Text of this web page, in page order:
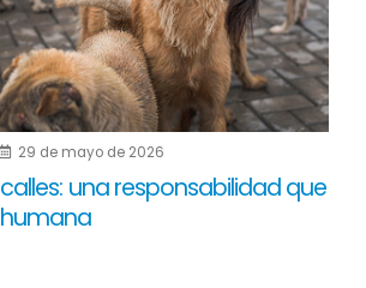
29 de mayo de 2026
una responsabilidad que